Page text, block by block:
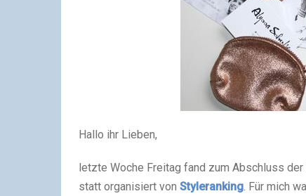
Hallo ihr Lieben,
letzte Woche Freitag fand zum Abschluss
statt organisiert von Styleranking. Für mich